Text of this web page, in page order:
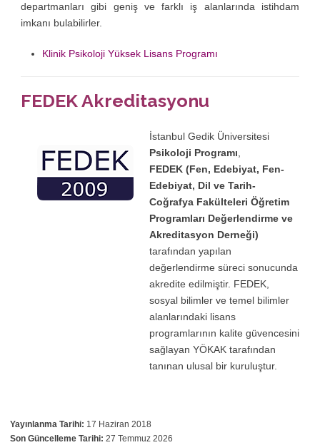
departmanları gibi geniş ve farklı iş alanlarında istihdam
imkanı bulabilirler.
Klinik Psikoloji Yüksek Lisans Programı
FEDEK Akreditasyonu
İstanbul Gedik Üniversitesi
Psikoloji Programı
FEDEK (Fen, Edebiyat, Fen-
Edebiyat, Dil ve Tarih-
Coğrafya Fakülteleri Öğretim
Programları Değerlendirme ve
Akreditasyon Derneği)
tarafından yapılan
değerlendirme süreci sonucunda
akredite edilmiştir. FEDEK,
sosyal bilimler ve temel bilimler
alanlarındaki lisans
programlarının kalite güvencesini
sağlayan YÖKAK tarafından
tanınan ulusal bir kuruluştur.
Yayınlanma Tarihi: 17 Haziran 2018
Son Güncelleme Tarihi: 27 Temmuz 2026